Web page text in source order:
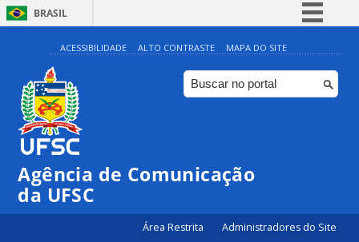
BRASIL
Simplifique!
Comunica BR
Participe
Canais
ACESSIBILIDADE ALTO CONTRASTE MAPA DO SITE
Agência de Comunicação
da UFSC
Área Restrita Administradores do Site